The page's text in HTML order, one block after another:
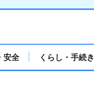
安全 くらし・手続き